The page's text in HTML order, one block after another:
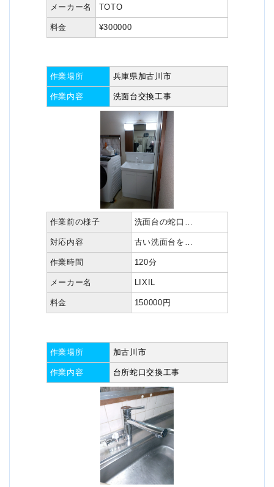
メーカー名 TOTO
料金 ¥300000
作業場所 兵庫県加古川市
作業内容 洗面台交換工事
作業前の様子 洗面台の蛇口…
対応内容 古い洗面台を…
作業時間 120分
メーカー名 LIXIL
料金 150000円
作業場所 加古川市
作業内容 台所蛇口交換工事